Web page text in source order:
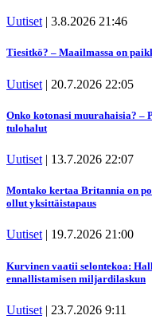
Uutiset | 3.8.2026 21:46
Tiesitkö? – Maailmassa on
Uutiset | 20.7.2026 22:05
Onko kotonasi muurahaisia?
tulohalut
Uutiset | 13.7.2026 22:07
Montako kertaa Britannia on
ollut yksittäistapaus
Uutiset | 19.7.2026 21:00
Kurvinen vaatii selontekoa:
ennallistamisen miljardilaskun
Uutiset | 23.7.2026 9:11